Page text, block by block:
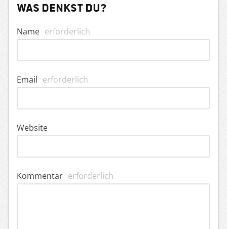
Was denkst du?
Name erforderlich
Email erforderlich
Website
Kommentar erforderlich